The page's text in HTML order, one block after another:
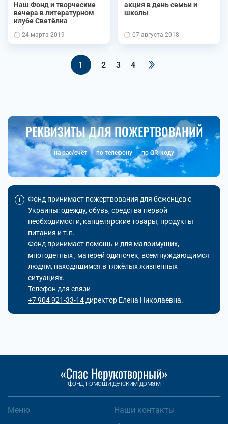
Наш Фонд и творческие
вечера в литературном
клубе Светёлка
24 марта 2019
акция в день семьи и
школы
07 августа 2018
1 2 3 4
РЕКВИЗИТЫ ДЛЯ ПОЖЕРТВОВАНИЙ
на рас/счёт по телефону по QR-коду
Фонд принимает пожертвования для беженцев с
Украины: одежду, обувь, средства первой
необходимости, канцелярские товары, продукты
питания и т.п.
Фонд принимает помощь и для малоимущих,
многодетных , матерей одиночек, всем нуждающимся
людям, находящимся в тяжёлых жизненных
ситуациях.
Телефон для связи
+7 904 921-33-14 директор Елена Николаевна.
«Спас Нерукотворный»
фонд помощи детским домам
Меню Наши контакты